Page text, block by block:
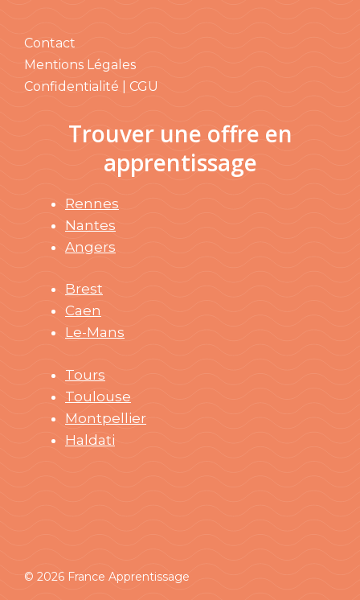
Contact
Mentions Légales
Confidentialité | CGU
Trouver une offre en
apprentissage
Rennes
Nantes
Angers
Brest
Caen
Le-Mans
Tours
Toulouse
Montpellier
Haldati
© 2026 France Apprentissage